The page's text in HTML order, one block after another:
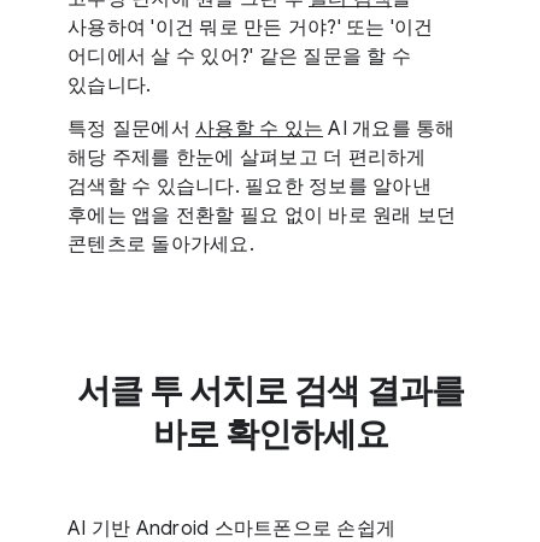
사용하여 '이건 뭐로 만든 거야?' 또는 '이건
어디에서 살 수 있어?' 같은 질문을 할 수
있습니다.
특정 질문에서 사용할 수 있는 AI 개요를 통해
해당 주제를 한눈에 살펴보고 더 편리하게
검색할 수 있습니다. 필요한 정보를 알아낸
후에는 앱을 전환할 필요 없이 바로 원래 보던
콘텐츠로 돌아가세요.
서클 투 서치로 검색 결과를
바로 확인하세요
AI 기반 Android 스마트폰으로 손쉽게